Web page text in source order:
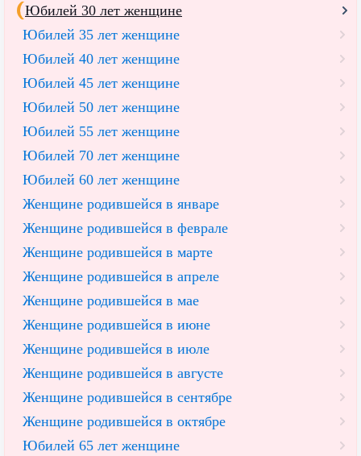
Юбилей 30 лет женщине
Юбилей 35 лет женщине
Юбилей 40 лет женщине
Юбилей 45 лет женщине
Юбилей 50 лет женщине
Юбилей 55 лет женщине
Юбилей 70 лет женщине
Юбилей 60 лет женщине
Женщине родившейся в январе
Женщине родившейся в феврале
Женщине родившейся в марте
Женщине родившейся в апреле
Женщине родившейся в мае
Женщине родившейся в июне
Женщине родившейся в июле
Женщине родившейся в августе
Женщине родившейся в сентябре
Женщине родившейся в октябре
Юбилей 65 лет женщине